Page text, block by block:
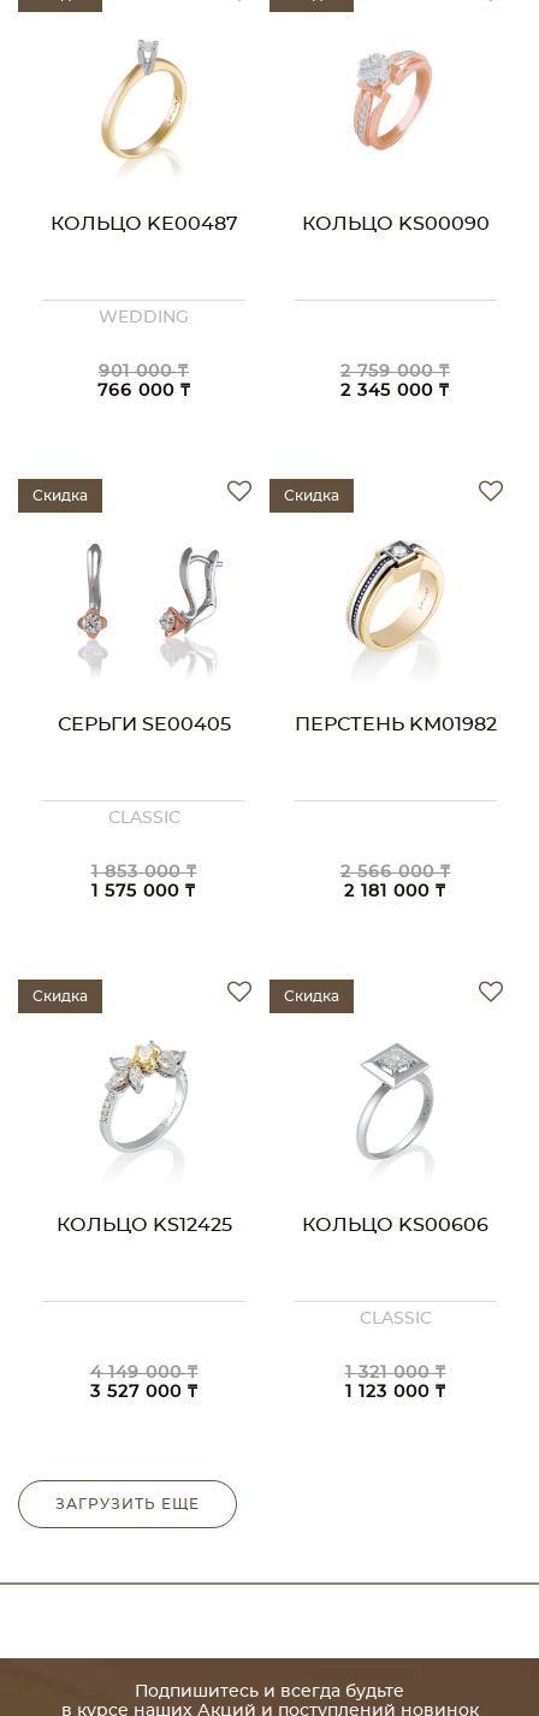
КОЛЬЦО KE00487
WEDDING
901 000 ₸
766 000 ₸
КОЛЬЦО KS00090
2 759 000 ₸
2 345 000 ₸
Скидка
СЕРЬГИ SE00405
CLASSIC
1 853 000 ₸
1 575 000 ₸
Скидка
ПЕРСТЕНЬ KM01982
2 566 000 ₸
2 181 000 ₸
Скидка
КОЛЬЦО KS12425
4 149 000 ₸
3 527 000 ₸
Скидка
КОЛЬЦО KS00606
CLASSIC
1 321 000 ₸
1 123 000 ₸
ЗАГРУЗИТЬ ЕЩЕ
Подпишитесь и всегда будьте
в курсе наших Акций и поступлений новинок